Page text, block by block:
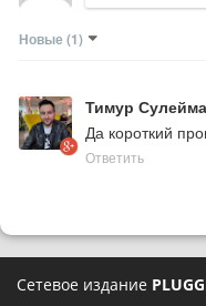
Новые (1)
Тимур
Да короткий
Ответить
Сетевое издание